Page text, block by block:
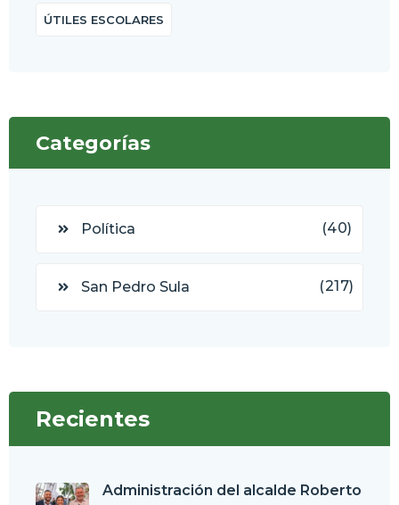
ÚTILES ESCOLARES
Categorías
Política (40)
San Pedro Sula (217)
Recientes
Administración del alcalde Roberto